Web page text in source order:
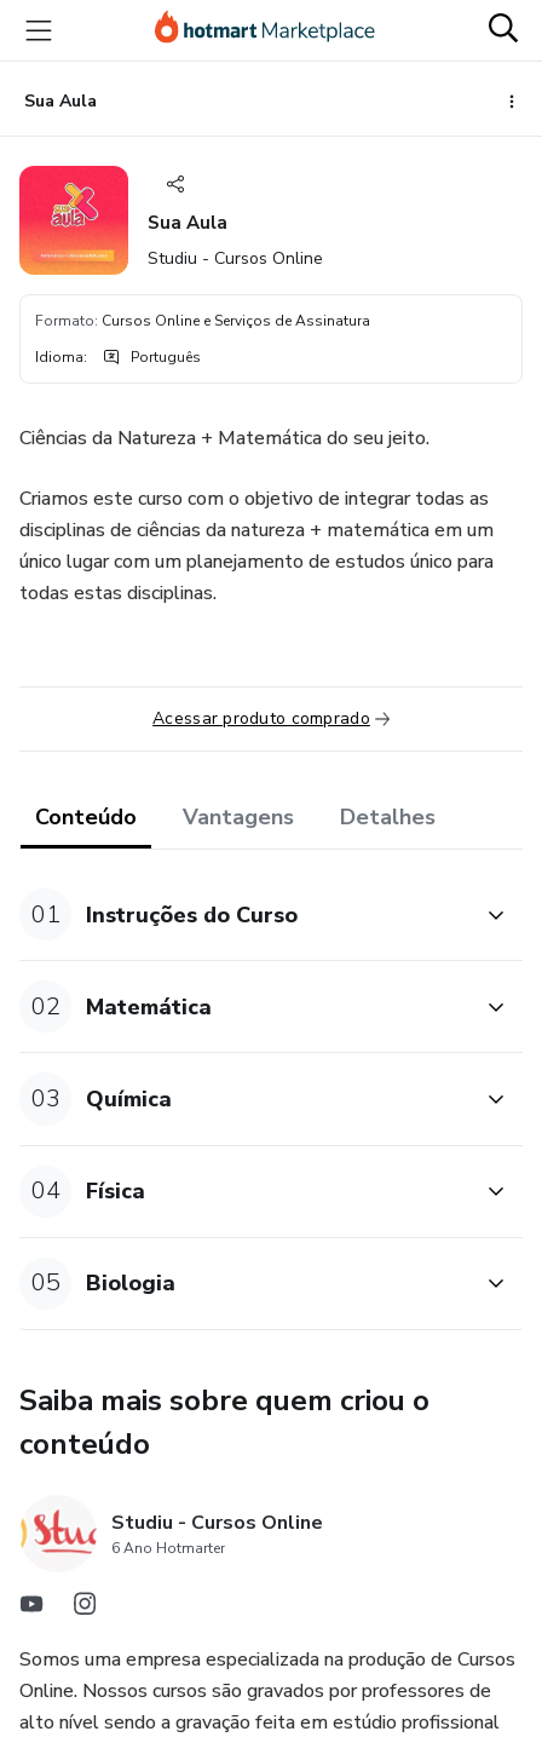
para
conteúdo
principal
para
pagamento
para
rodapéSua Aula
Sua Aula
Studiu - Cursos Online
Formato: Cursos Online e Serviços de Assinatura
Idioma: Português
Ciências da Natureza + Matemática do seu jeito.
Criamos este curso com o objetivo de integrar todas as
disciplinas de ciências da natureza + matemática em um
único lugar com um planejamento de estudos único para
todas estas disciplinas.
Acessar produto comprado
Conteúdo Vantagens Detalhes
01 Instruções do Curso
02 Matemática
03 Química
04 Física
05 Biologia
Saiba mais sobre quem criou o
conteúdo
Studiu - Cursos Online
6 Ano Hotmarter
Somos uma empresa especializada na produção de Cursos
Online. Nossos cursos são gravados por professores de
alto nível sendo a gravação feita em estúdio profissional